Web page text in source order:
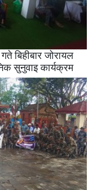
बिहीबार जोरायल
सुनुवाइ कार्यक्रम